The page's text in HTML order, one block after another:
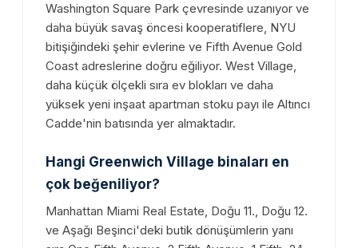
Washington Square Park çevresinde uzanıyor ve
daha büyük savaş öncesi kooperatiflere, NYU
bitişiğindeki şehir evlerine ve Fifth Avenue Gold
Coast adreslerine doğru eğiliyor. West Village,
daha küçük ölçekli sıra ev blokları ve daha
yüksek yeni inşaat apartman stoku payı ile Altıncı
Cadde'nin batısında yer almaktadır.
Hangi Greenwich Village binaları en
çok beğeniliyor?
Manhattan Miami Real Estate, Doğu 11., Doğu 12.
ve Aşağı Beşinci'deki butik dönüşümlerin yanı